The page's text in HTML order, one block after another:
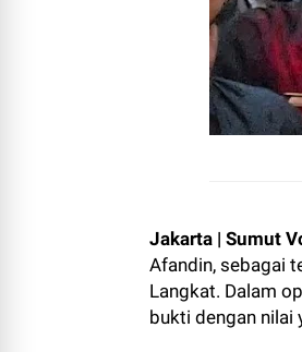
Jakarta | Sumut
Afandin, sebagai
Langkat. Dalam
bukti dengan nilai